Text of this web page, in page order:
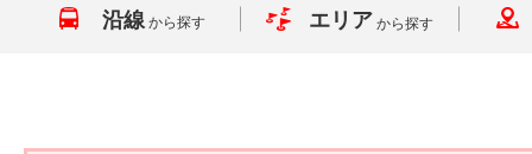
沿線 から探す エリア から探す